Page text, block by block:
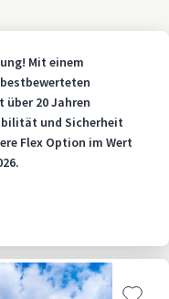
Mit einem
20 Jahren
und Sicherheit
Flex Option im Wert